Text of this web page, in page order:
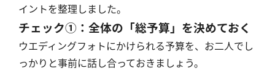
イントを整理しました。
チェック①：全体の「総予算」を決めておく
ウエディングフォトにかけられる予算を、お二人でし
っかりと事前に話し合っておきましょう。